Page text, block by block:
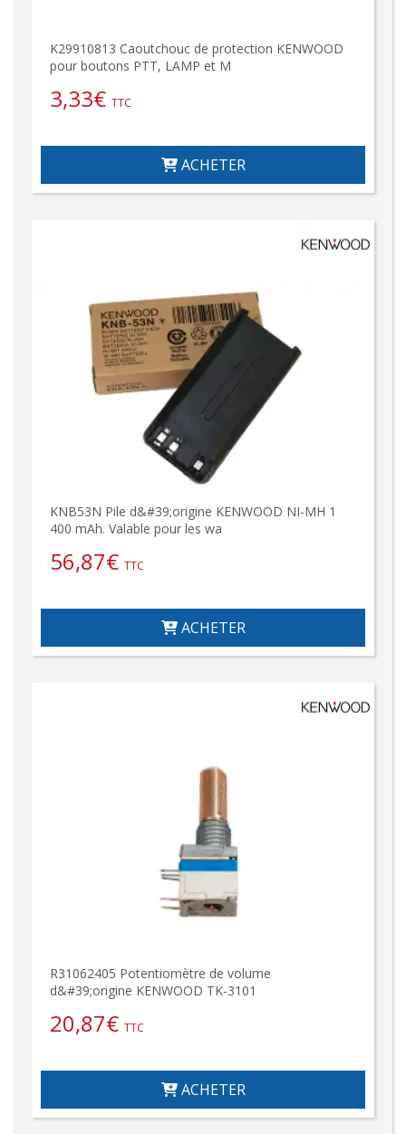
K29910813 Caoutchouc de protection KENWOOD
pour boutons PTT, LAMP et M
3,33€ TTC
ACHETER
KNB53N Pile d&#39;origine KENWOOD NI-MH 1
400 mAh. Valable pour les wa
56,87€ TTC
ACHETER
R31062405 Potentiomètre de volume
d&#39;origine KENWOOD TK-3101
20,87€ TTC
ACHETER